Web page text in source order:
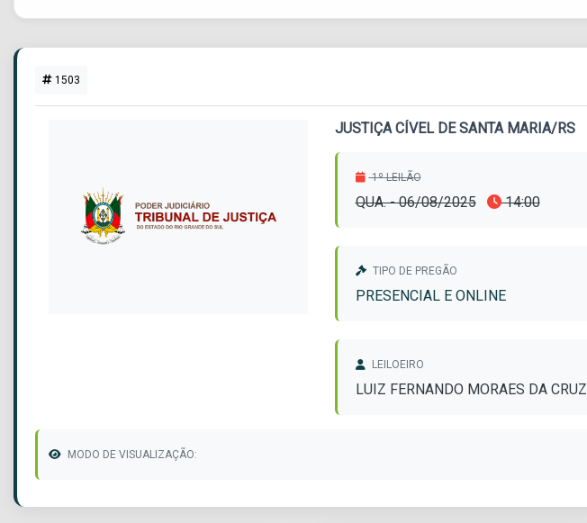
1503
JUSTIÇA CÍVEL DE SANTA MARIA/RS
1º LEILÃO
QUA. - 06/08/2025 14:00
TIPO DE PREGÃO
PRESENCIAL E ONLINE
LEILOEIRO
LUIZ FERNANDO MORAES DA CRUZ
MODO DE VISUALIZAÇÃO: